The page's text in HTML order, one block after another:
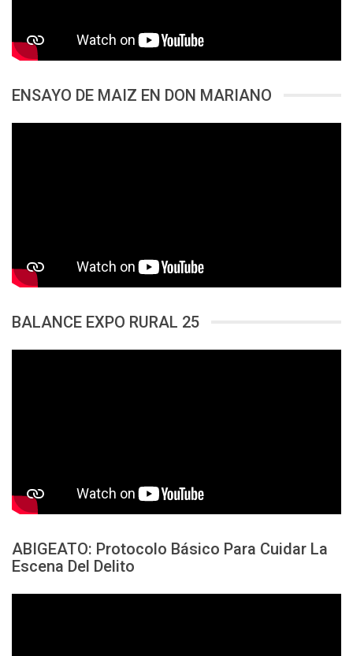
ENSAYO DE MAIZ EN DON MARIANO
BALANCE EXPO RURAL 25
ABIGEATO: Protocolo Básico Para Cuidar La
Escena Del Delito